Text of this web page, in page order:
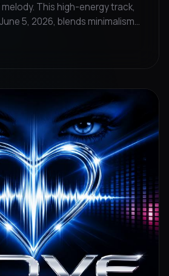
This high-energy track,
5, 2026, blends minimalism